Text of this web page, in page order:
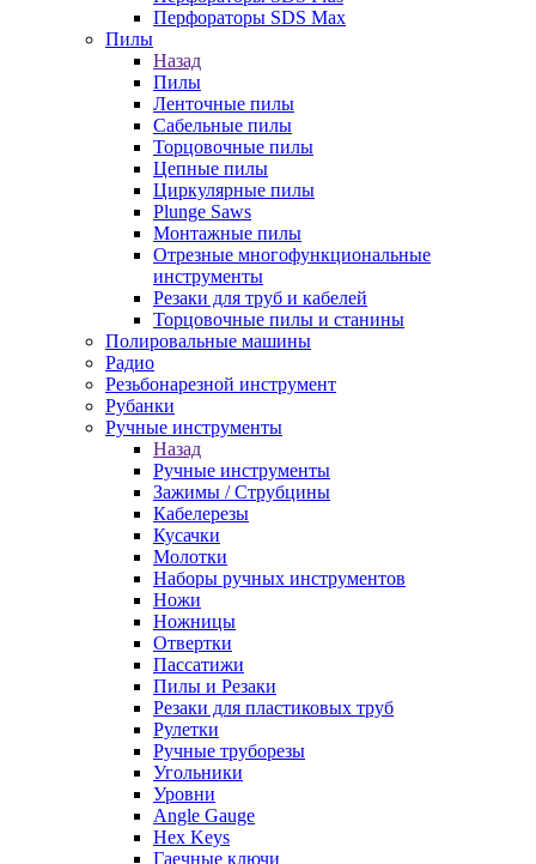
Перфораторы SDS Max
Пилы
Назад
Пилы
Ленточные пилы
Сабельные пилы
Торцовочные пилы
Цепные пилы
Циркулярные пилы
Plunge Saws
Монтажные пилы
Отрезные многофункциональные
инструменты
Резаки для труб и кабелей
Торцовочные пилы и станины
Полировальные машины
Радио
Резьбонарезной инструмент
Рубанки
Ручные инструменты
Назад
Ручные инструменты
Зажимы / Струбцины
Кабелерезы
Кусачки
Молотки
Наборы ручных инструментов
Ножи
Ножницы
Отвертки
Пассатижи
Пилы и Резаки
Резаки для пластиковых труб
Рулетки
Ручные труборезы
Угольники
Уровни
Angle Gauge
Hex Keys
Гаечные ключи